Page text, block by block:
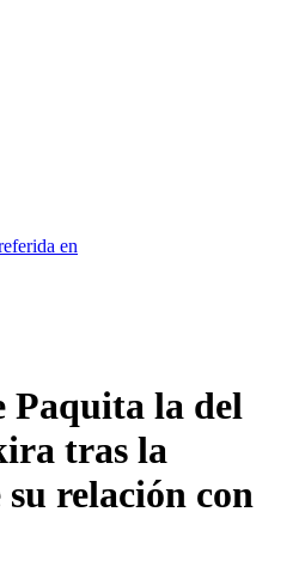
en
Paquita la del
tras la
relación con